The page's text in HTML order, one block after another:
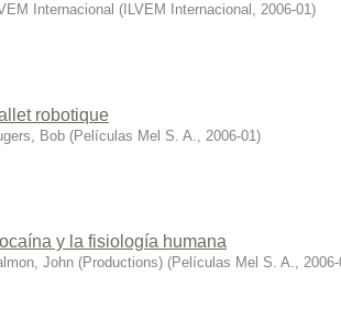
Internacional ( ILVEM Internacional , 2006-01)
robotique
Bob (Películas Mel S. A., 2006-01)
y la fisiología humana
John (Productions) (Películas Mel S. A.,